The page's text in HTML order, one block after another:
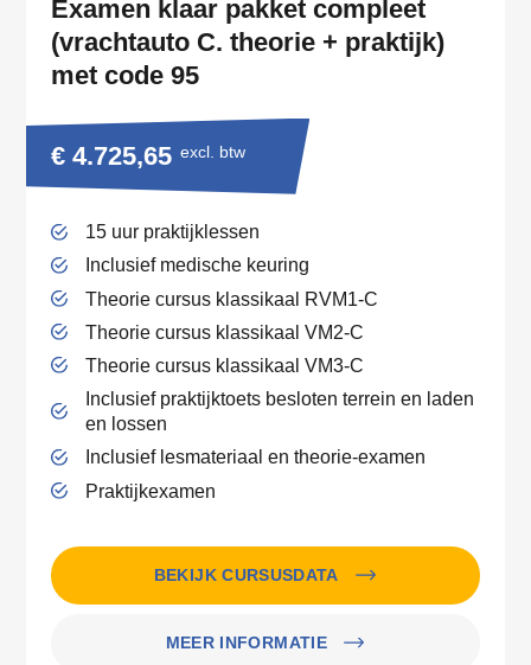
Examen klaar pakket compleet
(vrachtauto C. theorie + praktijk)
met code 95
€ 4.725,65 excl. btw
15 uur praktijklessen
Inclusief medische keuring
Theorie cursus klassikaal RVM1-C
Theorie cursus klassikaal VM2-C
Theorie cursus klassikaal VM3-C
Inclusief praktijktoets besloten terrein en laden
en lossen
Inclusief lesmateriaal en theorie-examen
Praktijkexamen
BEKIJK CURSUSDATA
MEER INFORMATIE